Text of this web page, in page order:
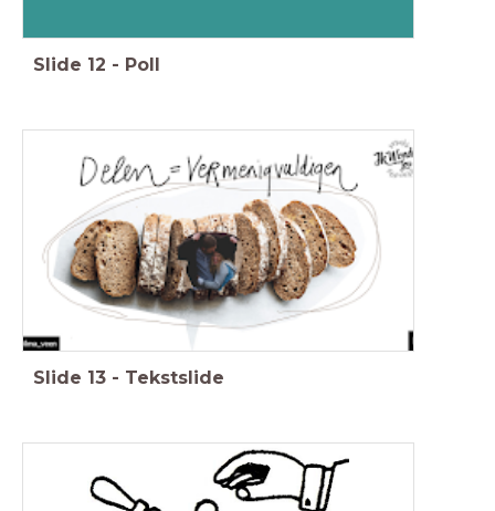
Slide 12 - Poll
Slide 13 - Tekstslide